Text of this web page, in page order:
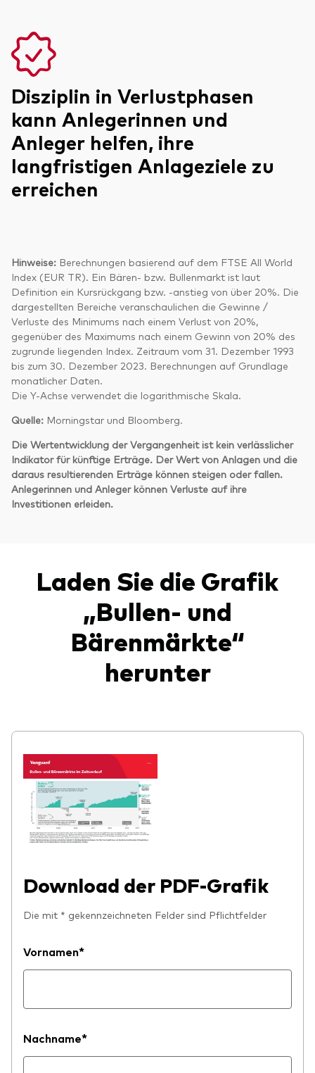
Vanguard Modellportfolios
Vanguard Beratungsstudie
Disziplin in Verlustphasen
kann Anlegerinnen und
Anleger helfen, ihre
langfristigen Anlageziele zu
erreichen
Hinweise: Berechnungen basierend auf dem FTSE All World
Index (EUR TR). Ein Bären- bzw. Bullenmarkt ist laut
Definition ein Kursrückgang bzw. -anstieg von über 20%. Die
dargestellten Bereiche veranschaulichen die Gewinne /
Verluste des Minimums nach einem Verlust von 20%,
gegenüber des Maximums nach einem Gewinn von 20% des
zugrunde liegenden Index. Zeitraum vom 31. Dezember 1993
bis zum 30. Dezember 2023. Berechnungen auf Grundlage
monatlicher Daten.
Die Y-Achse verwendet die logarithmische Skala.
Quelle: Morningstar und Bloomberg.
Die Wertentwicklung der Vergangenheit ist kein verlässlicher
Indikator für künftige Erträge. Der Wert von Anlagen und die
daraus resultierenden Erträge können steigen oder fallen.
Anlegerinnen und Anleger können Verluste auf ihre
Investitionen erleiden.
Laden Sie die Grafik
„Bullen- und
Bärenmärkte“
herunter
Download der PDF-Grafik
Die mit * gekennzeichneten Felder sind Pflichtfelder
Vornamen*
Nachname*